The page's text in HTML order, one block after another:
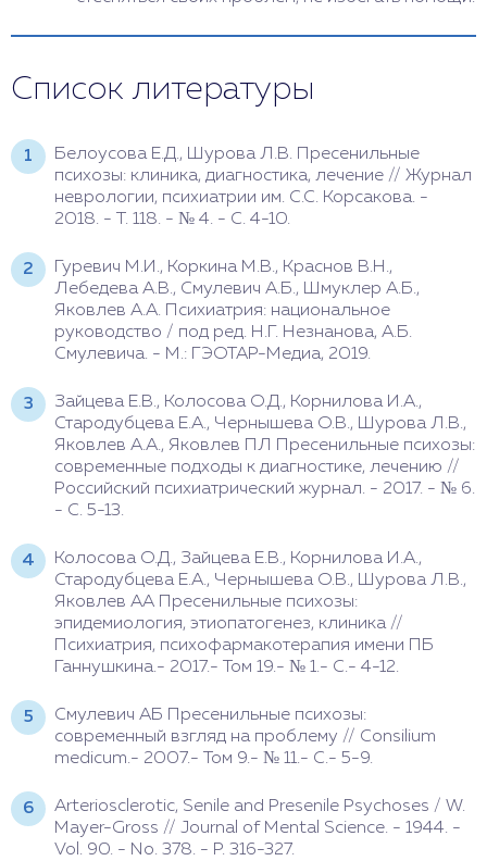
Список литературы
Белоусова Е.Д., Шурова Л.В. Пресенильные
психозы: клиника, диагностика, лечение // Журнал
неврологии, психиатрии им. С.С. Корсакова. -
2018. - Т. 118. - № 4. - С. 4-10.
Гуревич М.И., Коркина М.В., Краснов В.Н.,
Лебедева А.В., Смулевич А.Б., Шмуклер А.Б.,
Яковлев А.А. Психиатрия: национальное
руководство / под ред. Н.Г. Незнанова, А.Б.
Смулевича. - М.: ГЭОТАР-Медиа, 2019.
Зайцева Е.В., Колосова О.Д., Корнилова И.А.,
Стародубцева Е.А., Чернышева О.В., Шурова Л.В.,
Яковлев А.А., Яковлев ПЛ Пресенильные психозы:
современные подходы к диагностике, лечению //
Российский психиатрический журнал. - 2017. - № 6.
- С. 5-13.
Колосова О.Д., Зайцева Е.В., Корнилова И.А.,
Стародубцева Е.А., Чернышева О.В., Шурова Л.В.,
Яковлев АА Пресенильные психозы:
эпидемиология, этиопатогенез, клиника //
Психиатрия, психофармакотерапия имени ПБ
Ганнушкина.- 2017.- Том 19.- № 1.- С.- 4-12.
Смулевич АБ Пресенильные психозы:
современный взгляд на проблему // Consilium
medicum.- 2007.- Том 9.- № 11.- С.- 5-9.
Arteriosclerotic, Senile and Presenile Psychoses / W.
Mayer-Gross // Journal of Mental Science. - 1944. -
Vol. 90. - No. 378. - P. 316-327.